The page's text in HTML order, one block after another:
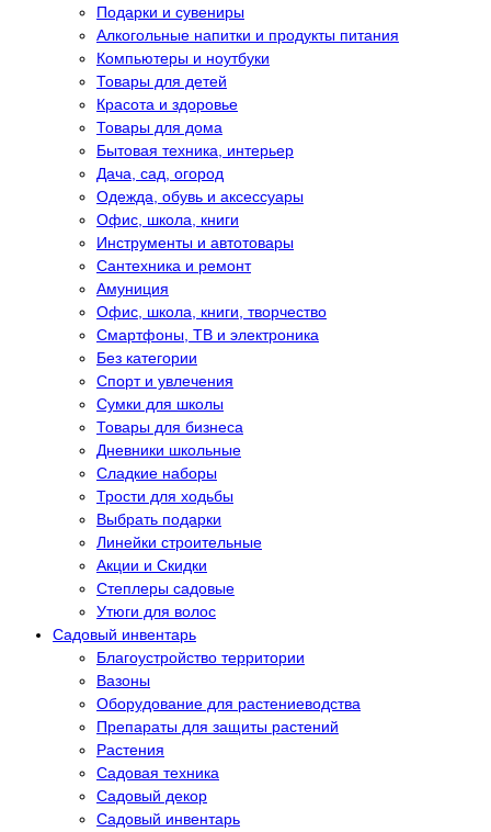
Подарки и сувениры
Алкогольные напитки и продукты питания
Компьютеры и ноутбуки
Товары для детей
Красота и здоровье
Товары для дома
Бытовая техника, интерьер
Дача, сад, огород
Одежда, обувь и аксессуары
Офис, школа, книги
Инструменты и автотовары
Сантехника и ремонт
Амуниция
Офис, школа, книги, творчество
Смартфоны, ТВ и электроника
Без категории
Спорт и увлечения
Сумки для школы
Товары для бизнеса
Дневники школьные
Сладкие наборы
Трости для ходьбы
Выбрать подарки
Линейки строительные
Акции и Скидки
Степлеры садовые
Утюги для волос
Садовый инвентарь
Благоустройство территории
Вазоны
Оборудование для растениеводства
Препараты для защиты растений
Растения
Садовая техника
Садовый декор
Садовый инвентарь